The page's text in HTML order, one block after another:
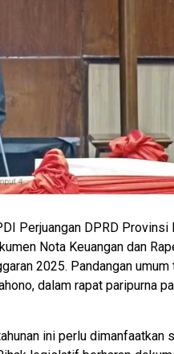
Perjuangan DPRD Provinsi
Nota Keuangan dan
2025. Pandangan
dalam rapat paripurna
ini perlu dimanfaatkan